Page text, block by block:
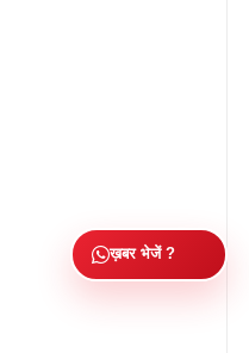
ख़बर भेजें ?